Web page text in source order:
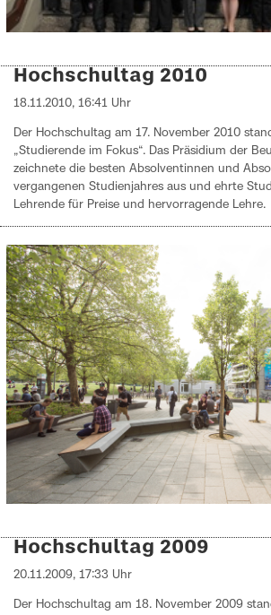
Hochschultag 2010
18.11.2010, 16:41 Uhr
Der Hochschultag am 17. November 2010
„Studierende im Fokus“. Das Präsidium der
zeichnete die besten Absolventinnen und
vergangenen Studienjahres aus und ehrte
Lehrende für Preise und hervorragende Lehre.
Hochschultag 2009
20.11.2009, 17:33 Uhr
Der Hochschultag am 18. November 2009